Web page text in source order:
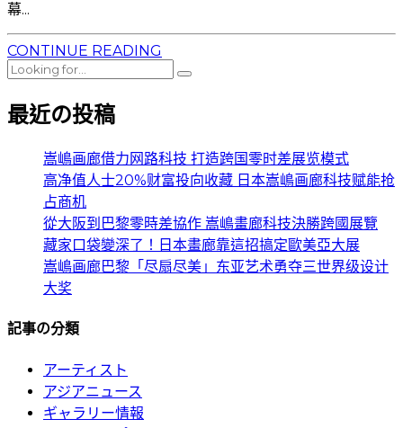
幕...
CONTINUE READING
最近の投稿
嵩嶋画廊借力网路科技 打造跨国零时差展览模式
高净值人士20%财富投向收藏 日本嵩嶋画廊科技赋能抢
占商机
從大阪到巴黎零時差協作 嵩嶋畫廊科技決勝跨國展覽
藏家口袋變深了！日本畫廊靠這招搞定歐美亞大展
嵩嶋画廊巴黎「尽扇尽美」东亚艺术勇夺三世界级设计
大奖
記事の分類
アーティスト
アジアニュース
ギャラリー情報